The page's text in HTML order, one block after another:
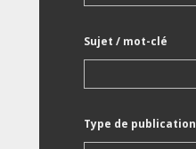
Sujet / mot-clé
Type de publication